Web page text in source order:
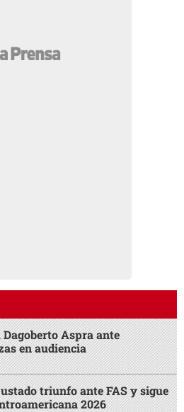
Dagoberto Aspra ante
en audiencia
triunfo ante FAS y sigue
2026